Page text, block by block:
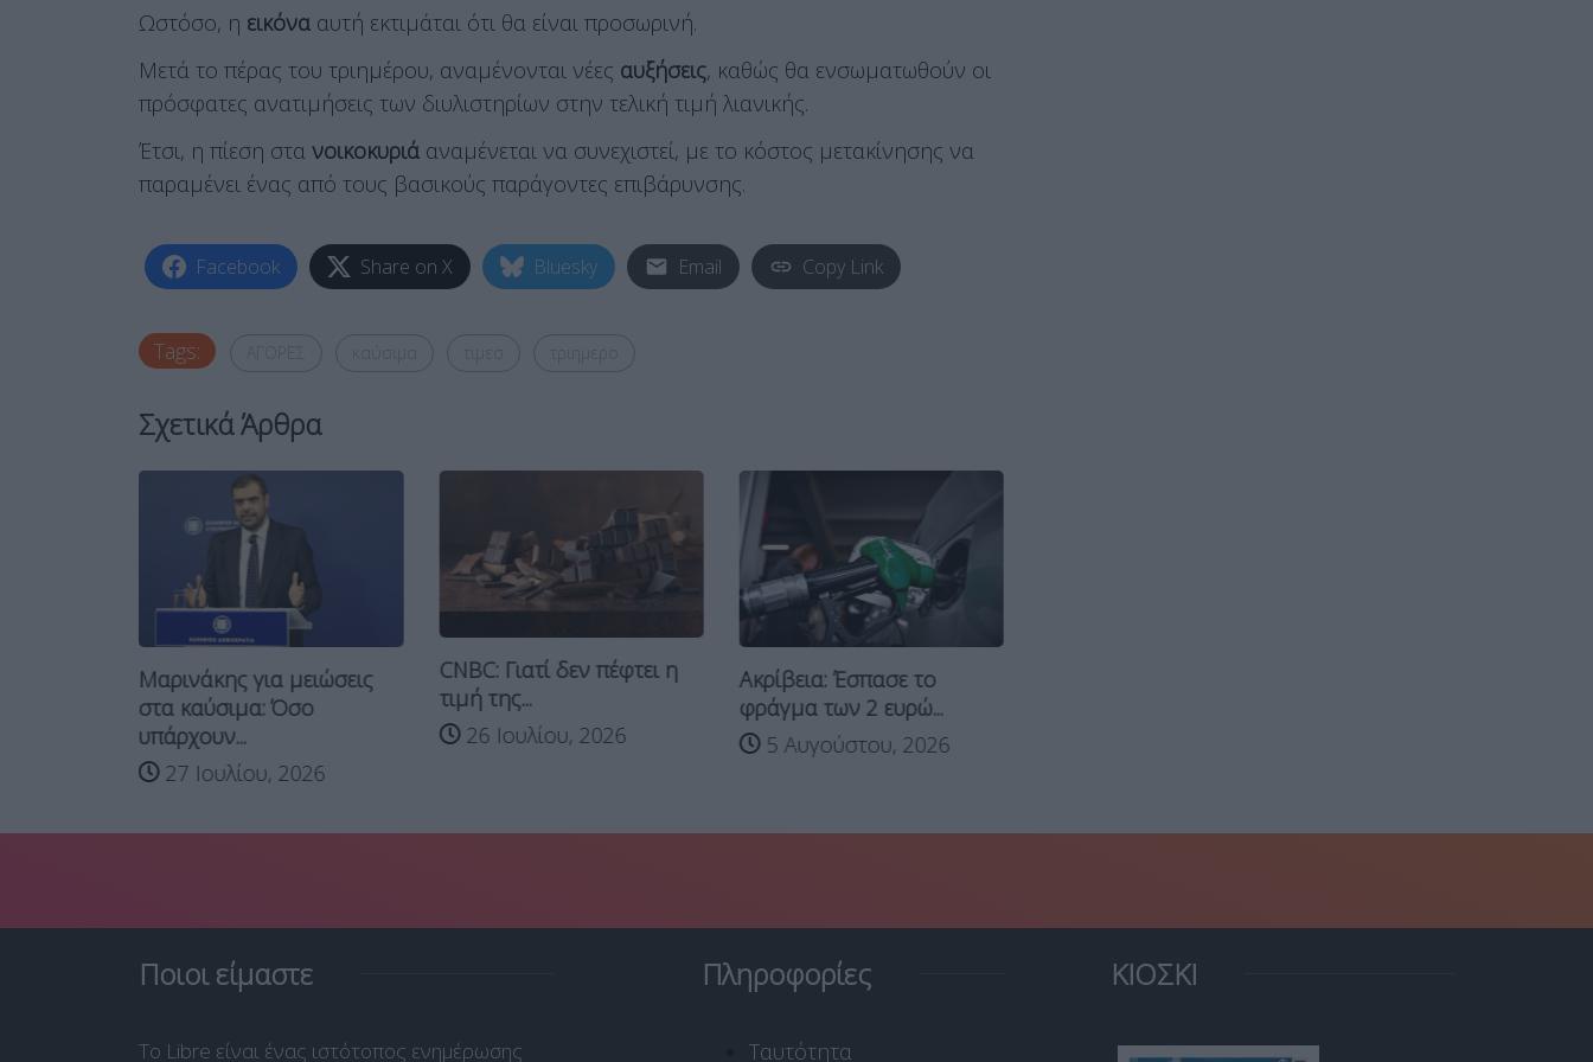
Ωστόσο, η εικόνα αυτή εκτιμάται ότι θα είναι προσωρινή.
Μετά το πέρας του τριημέρου, αναμένονται νέες αυξήσεις, καθώς θα ενσωματωθούν οι
πρόσφατες ανατιμήσεις των διυλιστηρίων στην τελική τιμή λιανικής.
Έτσι, η πίεση στα νοικοκυριά αναμένεται να συνεχιστεί, με το κόστος μετακίνησης να
παραμένει ένας από τους βασικούς παράγοντες επιβάρυνσης.
Facebook Share on X Bluesky Email Copy Link
Tags:
Σχετικά Άρθρα
Μαρινάκης για μειώσεις
στα καύσιμα: Όσο
υπάρχουν...
27 Ιουλίου, 2026
CNBC: Γιατί δεν πέφτει η
τιμή της...
26 Ιουλίου, 2026
Ακρίβεια: Έσπασε το
φράγμα των 2 ευρώ...
5 Αυγούστου, 2026
Ποιοι είμαστε
Το Libre είναι ένας ιστότοπος ενημέρωσης
Πληροφορίες
Ταυτότητα
ΚΙΟΣΚΙ